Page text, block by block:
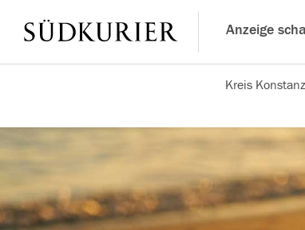
Anzeige
Kreis Konstanz